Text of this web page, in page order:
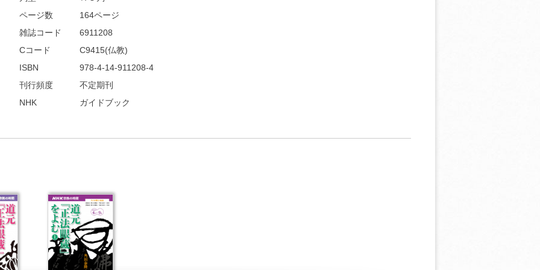
ページ数
164ページ
雑誌コード
6911208
Cコード
C9415(仏教)
ISBN
978-4-14-911208-4
刊行頻度
不定期刊
NHK
ガイドブック